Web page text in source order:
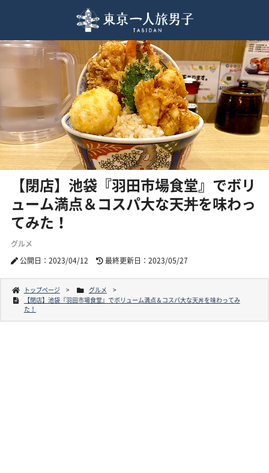
【閉店】池袋『羽田市場食堂』でボリ
ューム満点＆コスパ大な天丼を味わっ
てみた！
グルメ
公開日：2023/04/12
最終更新日：2023/05/27
トップページ
グルメ
【閉店】池袋『羽田市場食堂』でボリューム満点＆コスパ大な天丼を味わってみ
た！